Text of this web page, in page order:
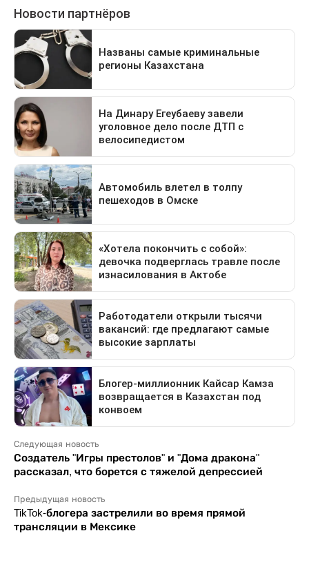
Следующая новость
Создатель "Игры престолов" и "Дома дракона"
рассказал, что борется с тяжелой депрессией
Предыдущая новость
TikTok-блогера застрелили во время прямой
трансляции в Мексике